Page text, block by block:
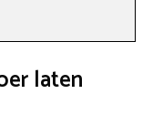
laten